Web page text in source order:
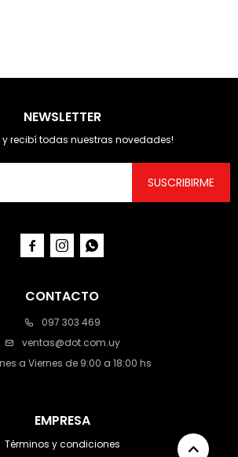
CONTACTO
097 303 469
ventas@dot.com.uy
a Viernes de 9:00 a 18:00 hs
EMPRESA
Términos y condiciones
NEWSLETTER
y recibí todas nuestras novedades!
SUSCRIBIRME
  